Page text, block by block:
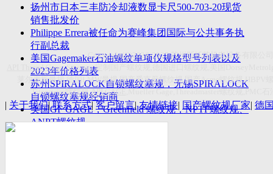
2023年美国Universal Punch圆度仪价格表，国产
定制跳动量仪
波音一季度营收增近三成超预期，近五年季度交
付数量首超空客
扬州市日本三丰防冷却液数显卡尺500-703-20现货
销售批发价
Philippe Errera被任命为赛峰集团国际与公共事务执
行副总裁
美国Gagemaker石油螺纹单项仪规格型号列表以及
2023年价格列表
苏州SPIRALOCK自锁螺纹塞规，无锡SPIRALOCK
自锁螺纹塞规经销商
美国GF GAGE，Greenfield 螺纹规，NPTF螺纹规、
ANPT螺纹规
Copyright(C)2026-2027苏州斯托茨机电设备有限公司
API Thread Gage, Sitemap,定制国产螺纹规
莱尔麦斯量规,德国 LMW量规,国产爱克母螺纹规 ,国产Acme 螺纹规,HBPV
Titecswiss螺纹规 ,API GAGE
| 关于我们|联系方式| 客户留言|友情链接| 国产螺纹规厂家| 德